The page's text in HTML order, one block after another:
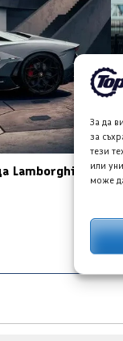
За да
за
тези
или
може
Lamborghini